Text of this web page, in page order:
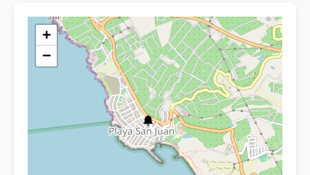
+
−